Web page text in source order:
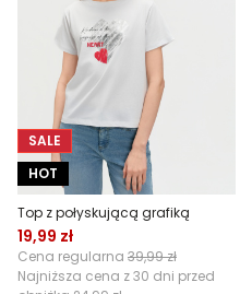
SALE
HOT
Top z połyskującą grafiką
19,99 zł
Cena regularna 39,99 zł
Najniższa cena z 30 dni przed